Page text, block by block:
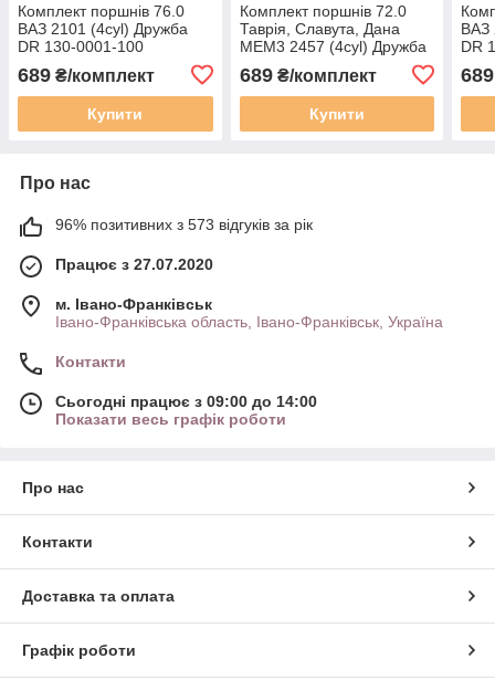
Комплект поршнів 76.0
ВАЗ 2101 (4cyl) Дружба
DR 130-0001-100
689 ₴/комплект
Купити
Комплект поршнів 72.0
Таврія, Славута, Дана
МЕМ3 2457 (4cyl) Дружба
DR 130-0401-100 група А
689₴/комплект
Купити
ВАЗ
DR
689
Про нас
96% позитивних з 573 відгуків за рік
Працює з 27.07.2020
м. Івано-Франківськ
Івано-Франківська область, Івано-Франківськ, Україна
Контакти
Сьогодні працює з 09:00 до 14:00
Показати весь графік роботи
Про нас
Контакти
Доставка та оплата
Графік роботи